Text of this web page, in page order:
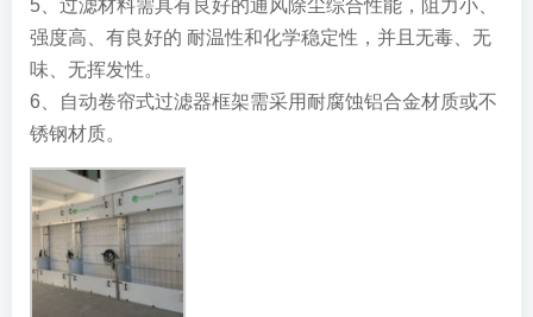
5、过滤材料需具有良好的通风除尘综合性能，阻力小、
强度高、有良好的 耐温性和化学稳定性，并且无毒、无
味、无挥发性。
6、自动卷帘式过滤器框架需采用耐腐蚀铝合金材质或不
锈钢材质。